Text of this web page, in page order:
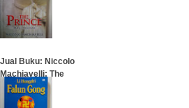
Jual Buku: Niccolo
Machiavelli: The
Prince (Sang
Pangeran)